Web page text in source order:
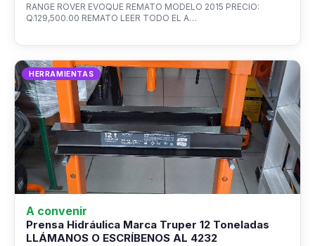
RANGE ROVER EVOQUE REMATO MODELO 2015 PRECIO:
Q.129,500.00 REMATO LEER TODO EL A…
HERRAMIENTAS
A convenir
Prensa Hidráulica Marca Truper 12 Toneladas
LLÁMANOS O ESCRÍBENOS AL 4232